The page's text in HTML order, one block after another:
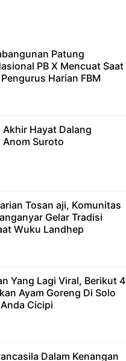
Patung
PB X Mencuat Saat
Harian FBM
Akhir Hayat Dalang
Anom Suroto
Tosan aji, Komunitas
Gelar Tradisi
Wuku Landhep
Yang Lagi Viral, Berikut 4
Ayam Goreng Di Solo
Cicipi
Dalam Kenangan